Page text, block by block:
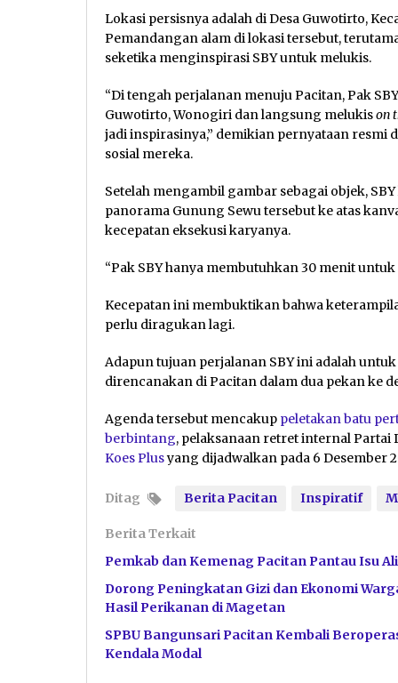
Lokasi persisnya adalah di Desa Guwotirto,
Pemandangan alam di lokasi tersebut,
seketika menginspirasi SBY untuk melukis.
“Di tengah perjalanan menuju Pacitan, Pak
Guwotirto, Wonogiri dan langsung melukison
jadi inspirasinya,” demikian pernyataan resmi
sosial mereka.
Setelah mengambil gambar sebagai objek,
panorama Gunung Sewu tersebut ke atas
kecepatan eksekusi karyanya.
“Pak SBY hanya membutuhkan 30 menit
Kecepatan ini membuktikan bahwa
perlu diragukan lagi.
Adapun tujuan perjalanan SBY ini adalah
direncanakan di Pacitan dalam dua pekan ke
Agenda tersebut mencakup peletakan batu
berbintang, pelaksanaan retret internal
Koes Plusyang dijadwalkan pada 6 Desember
Ditag Berita Pacitan Inspiratif
Berita Terkait
Pemkab dan Kemenag Pacitan Pantau Isu
Dorong Peningkatan Gizi dan Ekonomi
Hasil Perikanan di Magetan
SPBU Bangunsari Pacitan Kembali
Kendala Modal